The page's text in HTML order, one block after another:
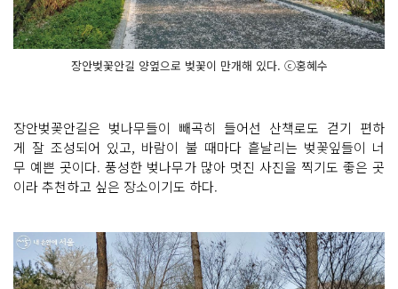
장안벚꽃안길 양옆으로 벚꽃이 만개해 있다. ⓒ홍혜수
장안벚꽃안길은 벚나무들이 빼곡히 들어선 산책로도 걷기 편하
게 잘 조성되어 있고, 바람이 불 때마다 흩날리는 벚꽃잎들이 너
무 예쁜 곳이다. 풍성한 벚나무가 많아 멋진 사진을 찍기도 좋은 곳
이라 추천하고 싶은 장소이기도 하다.